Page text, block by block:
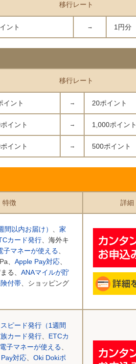
移行レート
ント → 1円分
移行レート
イント → 20ポイント
イント → 1,000ポイント
イント → 500ポイント
特徴 詳細
間以内お届け） 、 家
カード発行、海外キ
子マネーが使える、
、 Apple Pay対応、
る、 ANAマイルが貯
付帯、ショッピング
スピード発行（1週間
カード発行、 ETCカ
電子マネーが使える、
対応、 Oki Dokiポ